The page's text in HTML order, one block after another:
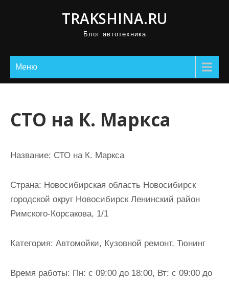
TRAKSHINA.RU
Блог автотехника
Меню
СТО на К. Маркса
Название: СТО на К. Маркса
Страна: Новосибирская область Новосибирск
городской округ Новосибирск Ленинский район
Римского-Корсакова, 1/1
Категория: Автомойки, Кузовной ремонт, Тюнинг
Время работы: Пн: с 09:00 до 18:00, Вт: с 09:00 до